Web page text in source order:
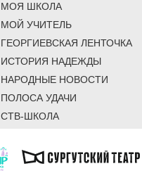
МОЯ ШКОЛА
МОЙ УЧИТЕЛЬ
ГЕОРГИЕВСКАЯ ЛЕНТОЧКА
ИСТОРИЯ НАДЕЖДЫ
НАРОДНЫЕ НОВОСТИ
ПОЛОСА УДАЧИ
СТВ-ШКОЛА